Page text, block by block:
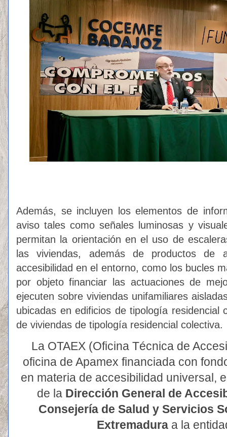
Además, se incluyen los elementos de
aviso tales como señales luminosas y
permitan la orientación en el uso de
las viviendas, además de productos
accesibilidad en el entorno, como los bucles
por objeto financiar las actuaciones de
ejecuten sobre viviendas unifamiliares
ubicadas en edificios de tipología residencial
de viviendas de tipología residencial colectiva.
La OTAEX (Oficina Técnica de
oficina de Apamex financiada con
en materia de accesibilidad universal,
de la Dirección General de
Consejería de Salud y Servicios
Extremadura a la